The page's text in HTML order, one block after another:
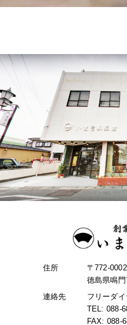
住所
〒772-0002
徳島県鳴
連絡先
フリーダ
TEL: 088-
FAX: 088-